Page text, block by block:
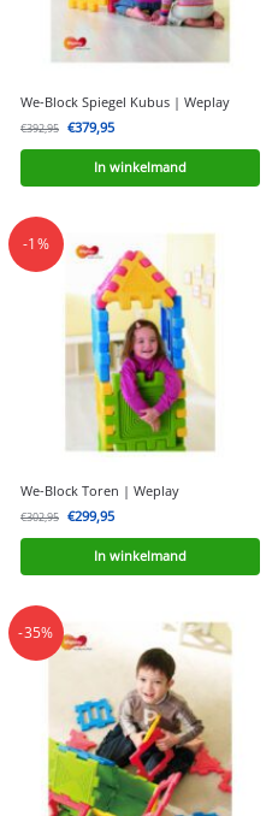
We-Block Spiegel Kubus | Weplay
€392,95 €379,95
In winkelmand
-1%
We-Block Toren | Weplay
€302,95 €299,95
In winkelmand
-35%